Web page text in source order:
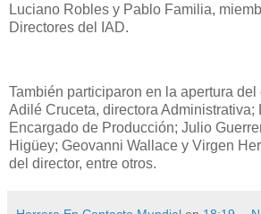
Luciano Robles y Pablo Familia,
Directores del IAD.
También participaron en la apertura
Adilé Cruceta, directora Administrativa;
Encargado de Producción; Julio
Higüey; Geovanni Wallace y Virgen
del director, entre otros.